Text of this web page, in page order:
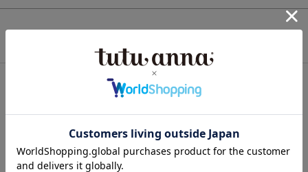
最近チェックしたアイテム
暑さ対策 夏のおでかけ 暑さ対策 汗ばむ季節も快適